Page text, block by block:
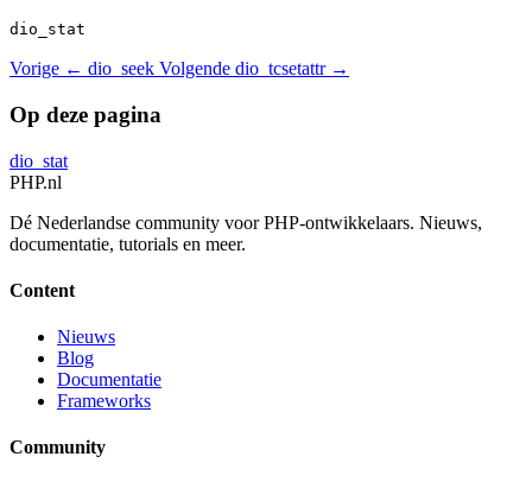
dio_stat
Vorige ← dio_seek Volgende dio_tcsetattr →
Op deze pagina
dio_stat
PHP.nl
Dé Nederlandse community voor PHP-ontwikkelaars. Nieuws,
documentatie, tutorials en meer.
Content
Nieuws
Blog
Documentatie
Frameworks
Community